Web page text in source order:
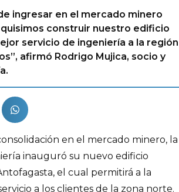
ingresar en el mercado minero
construir nuestro edificio
servicio de ingeniería a la región
afirmó Rodrigo Mujica, socio y
en el mercado minero, la
inauguró su nuevo edificio
el cual permitirá a la
a los clientes de la zona norte.